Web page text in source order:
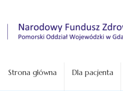
Strona główna Dla pacjenta